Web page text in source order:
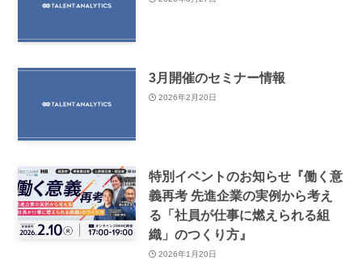
3月開催のセミナー情報
2026年2月20日
特別イベントのお知らせ『働く意
義再考 先進企業の実例から考え
る「社員が仕事に燃えられる組
織」のつくり方』
2026年1月20日